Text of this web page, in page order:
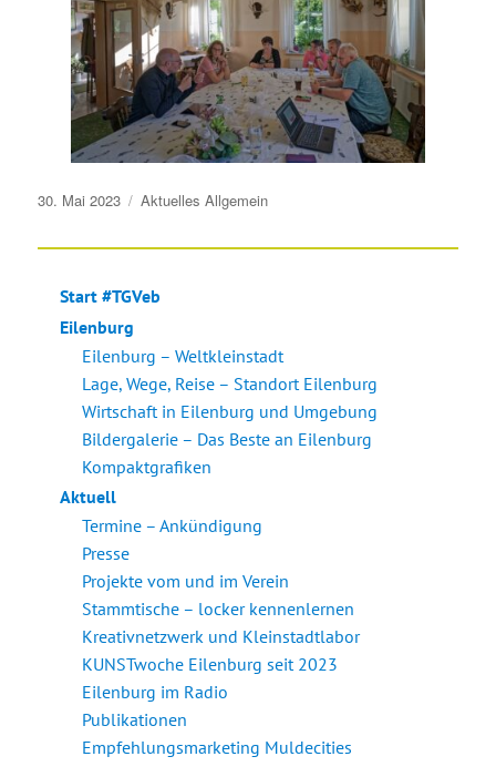
Veröffentlicht
30. Mai 2023 Aktuelles Allgemein
Start #TGVeb
Eilenburg
Eilenburg – Weltkleinstadt
Lage, Wege, Reise – Standort Eilenburg
Wirtschaft in Eilenburg und Umgebung
Bildergalerie – Das Beste an Eilenburg
Kompaktgrafiken
Aktuell
Termine – Ankündigung
Presse
Projekte vom und im Verein
Stammtische – locker kennenlernen
Kreativnetzwerk und Kleinstadtlabor
KUNSTwoche Eilenburg seit 2023
Eilenburg im Radio
Publikationen
Empfehlungsmarketing Muldecities